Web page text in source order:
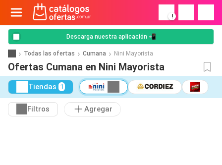
!
Descarga nuestra aplicación 📲
Todas las ofertas Cumana Nini Mayorista
Ofertas Cumana en Nini Mayorista
Tiendas 1
Filtros Agregar